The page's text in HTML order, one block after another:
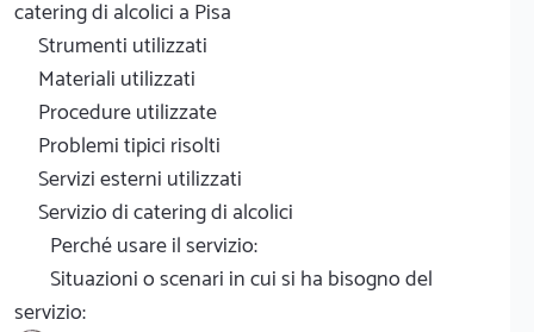
catering di alcolici a Pisa
Strumenti utilizzati
Materiali utilizzati
Procedure utilizzate
Problemi tipici risolti
Servizi esterni utilizzati
Servizio di catering di alcolici
Perché usare il servizio:
Situazioni o scenari in cui si ha bisogno del
servizio: